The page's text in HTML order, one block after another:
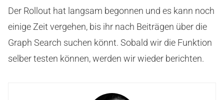
Der Rollout hat langsam begonnen und es kann noch
einige Zeit vergehen, bis ihr nach Beiträgen über die
Graph Search suchen könnt. Sobald wir die Funktion
selber testen können, werden wir wieder berichten.